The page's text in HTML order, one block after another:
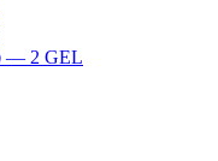
— 2 GEL